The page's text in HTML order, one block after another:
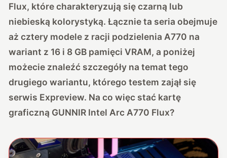
Flux, które charakteryzują się czarną lub
niebieską kolorystyką. Łącznie ta seria obejmuje
aż cztery modele z racji podzielenia A770 na
wariant z 16 i 8 GB pamięci VRAM, a poniżej
możecie znaleźć szczegóły na temat tego
drugiego wariantu, którego testem zajął się
serwis Expreview. Na co więc stać kartę
graficzną GUNNIR Intel Arc A770 Flux?